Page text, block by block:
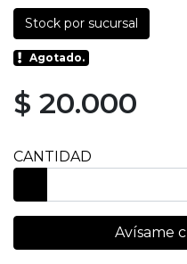
Stock por sucursal
Agotado.
$ 20.000
CANTIDAD
Avísame